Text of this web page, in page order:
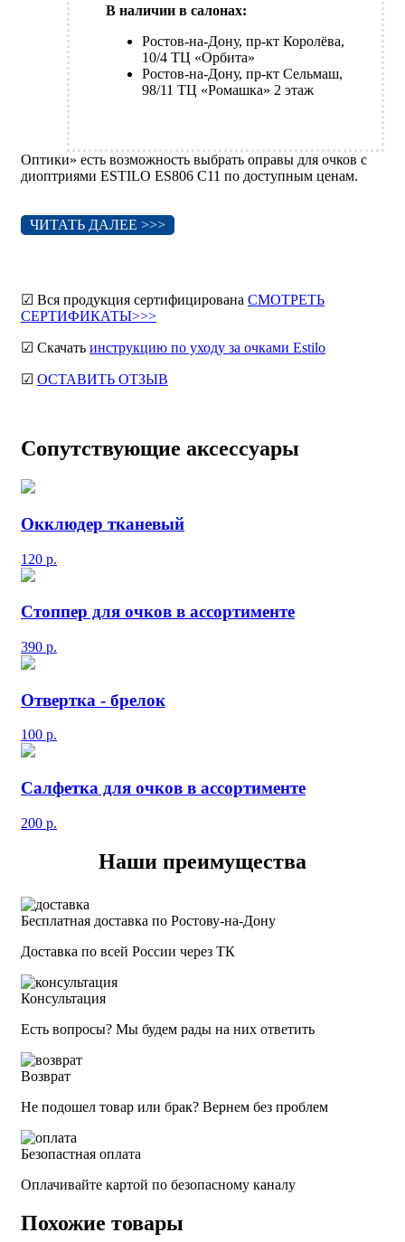
В наличии в салонах:
Ростов-на-Дону, пр-кт Королёва,
10/4 ТЦ «Орбита»
Ростов-на-Дону, пр-кт Сельмаш,
98/11 ТЦ «Ромашка» 2 этаж
Оптики» есть возможность выбрать оправы для очков с
диоптриями ESTILO ES806 C11 по доступным ценам.
ЧИТАТЬ ДАЛЕЕ >>>
☑ Вся продукция сертифицирована СМОТРЕТЬ
СЕРТИФИКАТЫ>>>
☑ Скачать инструкцию по уходу за очками Estilo
☑ ОСТАВИТЬ ОТЗЫВ
Сопутствующие аксессуары
Окклюдер тканевый
120 р.
Стоппер для очков в ассортименте
390 р.
Отвертка - брелок
100 р.
Салфетка для очков в ассортименте
200 р.
Наши преимущества
Бесплатная доставка по Ростову-на-Дону
Доставка по всей России через ТК
Консультация
Есть вопросы? Мы будем рады на них ответить
Возврат
Не подошел товар или брак? Вернем без проблем
Безопастная оплата
Оплачивайте картой по безопасному каналу
Похожие товары